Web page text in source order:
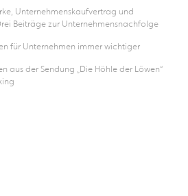
Unternehmenskaufvertrag und
Beiträge zur Unternehmensnachfolge
für Unternehmen immer wichtiger
aus der Sendung „Die Höhle der Löwen“